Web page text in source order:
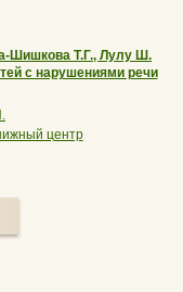
Шишкова Т.Г., Лулу Ш.
с нарушениями речи
центр